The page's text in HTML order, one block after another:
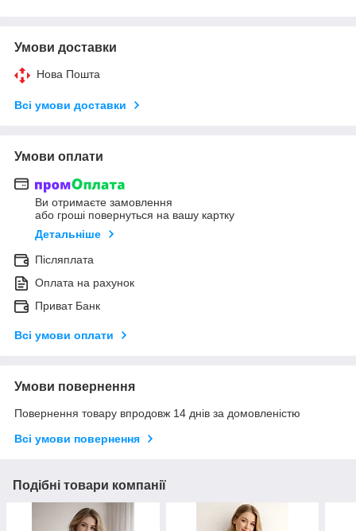
Умови доставки
Нова Пошта
Всі умови доставки
Умови оплати
Ви отримаєте замовлення
або гроші повернуться на вашу картку
Детальніше
Післяплата
Оплата на рахунок
Приват Банк
Всі умови оплати
Умови повернення
Повернення товару впродовж 14 днів за домовленістю
Всі умови повернення
Подібні товари компанії